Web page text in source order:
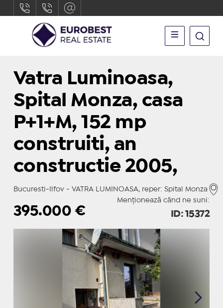
Vatra Luminoasa,
Spital Monza, casa
P+1+M, 152 mp
construiti, an
constructie 2005,
Bucuresti-Ilfov - VATRA LUMINOASA, reper: Spital Monza
Menționează când ne suni:
395.000 € ID: 15372